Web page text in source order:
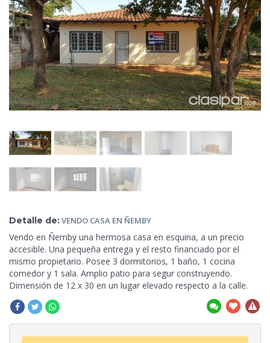
Detalle de:VENDO CASA EN ÑEMBY
Vendo en Ñemby una hermosa casa en esquina, a un precio
accesible. Una pequeña entrega y el resto financiado por el
mismo propietario. Posee 3 dormitorios, 1 baño, 1 cocina
comedor y 1 sala. Amplio patio para segur construyendo.
Dimensión de 12 x 30 en un lugar elevado respecto a la calle.